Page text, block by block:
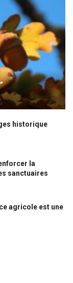
historique
la
sanctuaires
agricole est une